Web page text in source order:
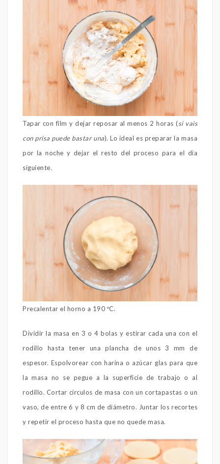
Tapar con film y dejar reposar al menos 2 horas (si vais
con prisa puede bastar una). Lo ideal es preparar la masa
por la noche y dejar el resto del proceso para el día
siguiente.
Precalentar el horno a 190 ºC.
Dividir la masa en 3 o 4 bolas y estirar cada una con el
rodillo hasta tener una plancha de unos 3 mm de
espesor. Espolvorear con harina o azúcar glas para que
la masa no se pegue a la superficie de trabajo o al
rodillo. Cortar círculos de masa con un cortapastas o un
vaso, de entre 6 y 8 cm de diámetro. Juntar los recortes
y repetir el proceso hasta que no quede masa.